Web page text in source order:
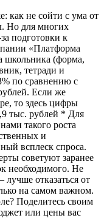
как не сойти с ума от
Но для многих
подготовки к
«Платформа
школьника (форма,
тетради и
по сравнению с
Если же
то здесь цифры
тыс. рублей * Для
такого роста
и
всплеск спроса.
советуют заранее
необходимого. Не
лучше отказаться от
на самом важном.
Поделитесь своим
или цены вас